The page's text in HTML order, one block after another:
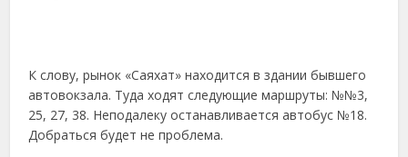
К слову, рынок «Саяхат» находится в здании бывшего
автовокзала. Туда ходят следующие маршруты: №№3,
25, 27, 38. Неподалеку останавливается автобус №18.
Добраться будет не проблема.